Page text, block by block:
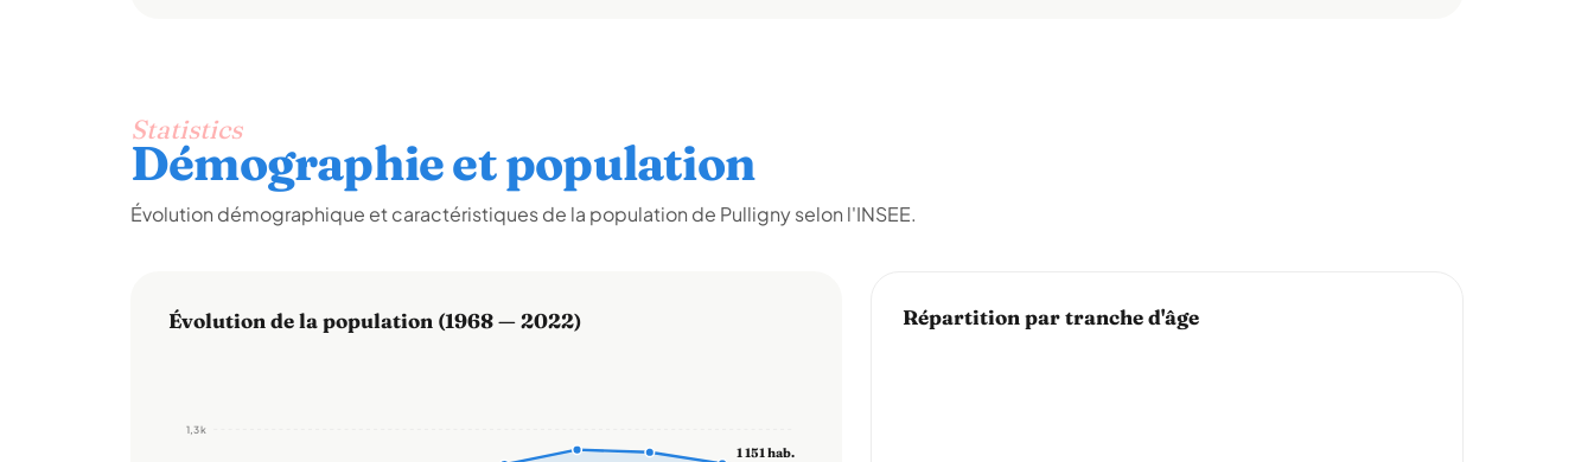
Statistics
Démographie et population
Évolution démographique et caractéristiques de la population de Pulligny selon l'INSEE.
Évolution de la population (1968 — 2022)
1,3 k
1 151 hab.
Répartition par tranche d'âge